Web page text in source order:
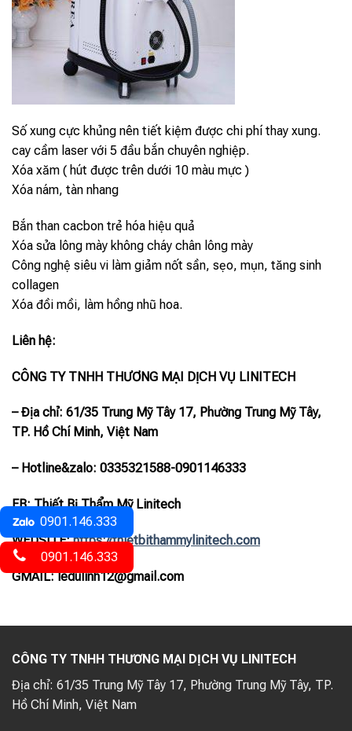
Số xung cực khủng nên tiết kiệm được chi phí thay xung.
cay cầm laser với 5 đầu bắn chuyên nghiệp.
Xóa xăm ( hút được trên dưới 10 màu mực )
Xóa nám, tàn nhang
Bắn than cacbon trẻ hóa hiệu quả
Xóa sửa lông mày không cháy chân lông mày
Công nghệ siêu vi làm giảm nốt sần, sẹo, mụn, tăng sinh
collagen
Xóa đồi mồi, làm hồng nhũ hoa.
Liên hệ:
CÔNG TY TNHH THƯƠNG MẠI DỊCH VỤ LINITECH
– Địa chỉ: 61/35 Trung Mỹ Tây 17, Phường Trung Mỹ Tây,
TP. Hồ Chí Minh, Việt Nam
– Hotline&zalo: 0335321588-0901146333
FB: Thiết Bị Thẩm Mỹ Linitech
WEDSITE:https://thietbithammylinitech.com
GMAIL: ledulinh12@gmail.com
CÔNG TY TNHH THƯƠNG MẠI DỊCH VỤ LINITECH
Địa chỉ: 61/35 Trung Mỹ Tây 17, Phường Trung Mỹ Tây, TP.
Hồ Chí Minh, Việt Nam
0901.146.333
0901.146.333